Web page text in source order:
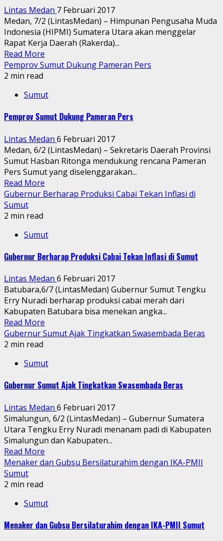
Lintas Medan 7 Februari 2017
Medan, 7/2 (LintasMedan) – Himpunan Pengusaha Muda
Indonesia (HIPMI) Sumatera Utara akan menggelar
Rapat Kerja Daerah (Rakerda)...
Read More
Pemprov Sumut Dukung Pameran Pers
2 min read
Sumut
Pemprov Sumut Dukung Pameran Pers
Lintas Medan 6 Februari 2017
Medan, 6/2 (LintasMedan) – Sekretaris Daerah Provinsi
Sumut Hasban Ritonga mendukung rencana Pameran
Pers Sumut yang diselenggarakan...
Read More
Gubernur Berharap Produksi Cabai Tekan Inflasi di
Sumut
2 min read
Sumut
Gubernur Berharap Produksi Cabai Tekan Inflasi di Sumut
Lintas Medan 6 Februari 2017
Batubara,6/7 (LintasMedan) Gubernur Sumut Tengku
Erry Nuradi berharap produksi cabai merah dari
Kabupaten Batubara bisa menekan angka...
Read More
Gubernur Sumut Ajak Tingkatkan Swasembada Beras
2 min read
Sumut
Gubernur Sumut Ajak Tingkatkan Swasembada Beras
Lintas Medan 6 Februari 2017
Simalungun, 6/2 (LintasMedan) – Gubernur Sumatera
Utara Tengku Erry Nuradi menanam padi di Kabupaten
Simalungun dan Kabupaten...
Read More
Menaker dan Gubsu Bersilaturahim dengan IKA-PMII
Sumut
2 min read
Sumut
Menaker dan Gubsu Bersilaturahim dengan IKA-PMII Sumut